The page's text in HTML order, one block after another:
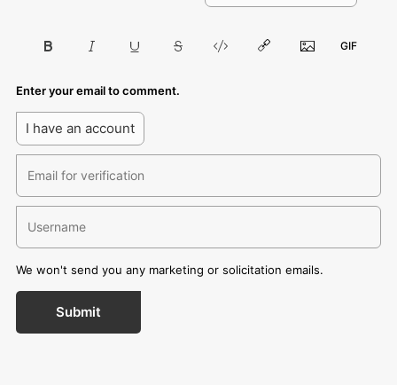
Enter your email to comment.
I have an account
We won't send you any marketing or solicitation emails.
Submit